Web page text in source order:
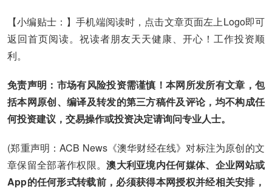
【小编贴士：】手机端阅读时，点击文章页面左上Logo即可
返回首页阅读。祝读者朋友天天健康、开心！工作投资顺
利。
免责声明：市场有风险投资需谨慎！本网所发所有文章，包
括本网原创、编译及转发的第三方稿件及评论，均不构成任
何投资建议，交易操作或投资决定请询问专业人士。
(郑重声明：ACB News《澳华财经在线》对标注为原创的文
章保留全部著作权限。澳大利亚境内任何媒体、企业网站或
App的任何形式转载前，必须获得本网授权并经相关安排，